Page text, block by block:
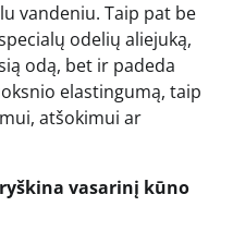
vandeniu. Taip pat be
odelių aliejuką,
odą, bet ir padeda
elastingumą, taip
atšokimui ar
vasarinį kūno